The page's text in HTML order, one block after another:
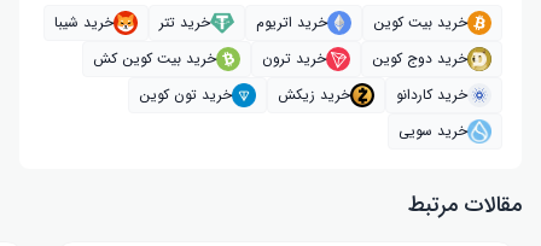
خرید بیت کوین خرید اتریوم خرید تتر
خرید شیبا
خرید دوج کوین
خرید ترون
خرید بیت کوین کش
خرید کاردانو
خرید زیکش
خرید تون کوین
خرید سویی
مقالات مرتبط